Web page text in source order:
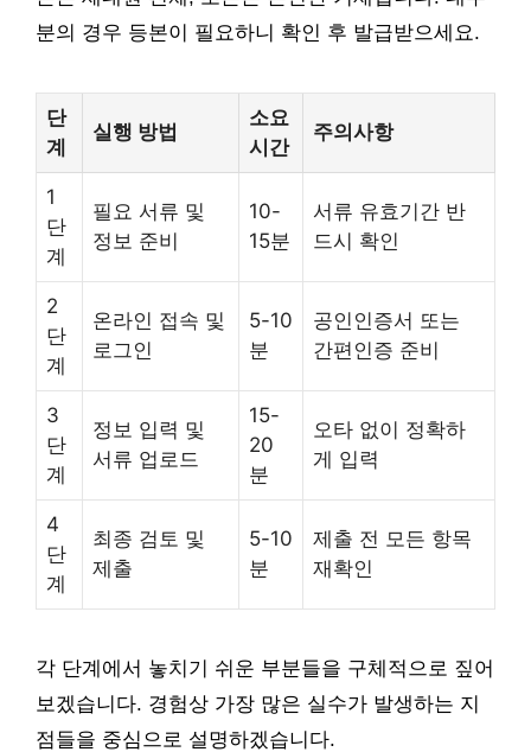
분의 경우 등본이 필요하니 확인 후 발급받으세요.
단
계
실행 방법
소요
시간
주의사항
1
단
계
필요 서류 및
정보 준비
10-
15분
서류 유효기간 반
드시 확인
2
단
계
온라인 접속 및
로그인
5-10
분
공인인증서 또는
간편인증 준비
3
단
계
정보 입력 및
서류 업로드
15-
20
분
오타 없이 정확하
게 입력
4
단
계
최종 검토 및
제출
5-10
분
제출 전 모든 항목
재확인
각 단계에서 놓치기 쉬운 부분들을 구체적으로 짚어
보겠습니다. 경험상 가장 많은 실수가 발생하는 지
점들을 중심으로 설명하겠습니다.